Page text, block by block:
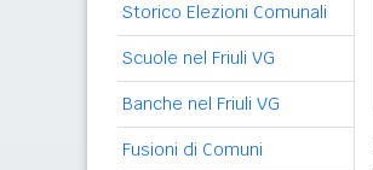
Storico Elezioni Comunali
Scuole nel Friuli VG
Banche nel Friuli VG
Fusioni di Comuni